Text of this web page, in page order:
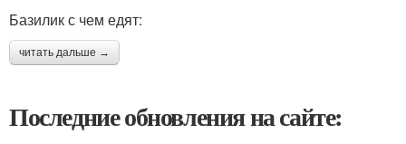
Базилик с чем едят:
читать дальше →
Последние обновления на сайте: